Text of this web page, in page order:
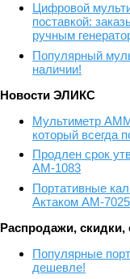
Цифровой
поставкой:
ручным
Популярный
наличии!
Новости ЭЛИКС
Мультиметр
который всегда
Продлен срок
АМ-1083
Портативные
Актаком АМ-
Распродажи,
Популярные
дешевле!